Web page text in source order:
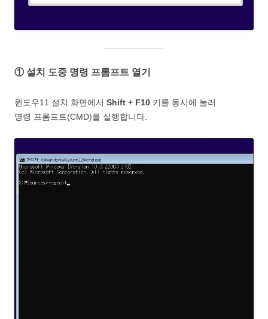
① 설치 도중 명령 프롬프트 열기
윈도우11 설치 화면에서 Shift + F10 키를 동시에 눌러
명령 프롬프트(CMD)를 실행합니다.